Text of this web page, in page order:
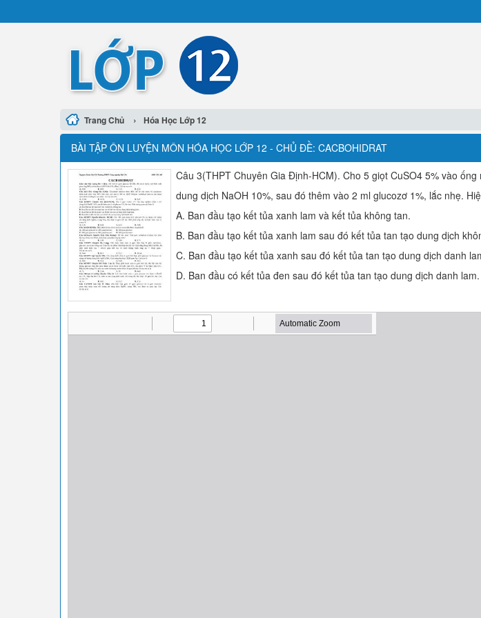
Trang Chủ › Hóa Học Lớp 12
BÀI TẬP ÔN LUYỆN MÔN HÓA HỌC LỚP 12 - CHỦ ĐỀ: CACBOHIDRAT
Câu 3(THPT Chuyên Gia Định-HCM). Cho 5 giọt CuSO4 5% vào
dung dịch NaOH 10%, sau đó thêm vào 2 ml glucozơ 1%, lắc nhẹ.
A. Ban đầu tạo kết tủa xanh lam và kết tủa không tan.
B. Ban đầu tạo kết tủa xanh lam sau đó kết tủa tan tạo dung dịch
C. Ban đầu tạo kết tủa xanh sau đó kết tủa tan tạo dung dịch danh
D. Ban đầu có kết tủa đen sau đó kết tủa tan tạo dung dịch danh lam.